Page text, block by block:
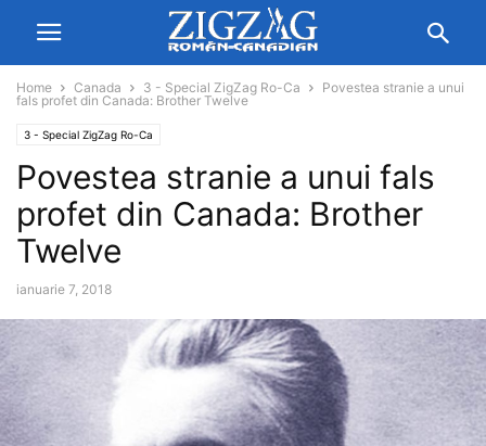
Home Canada 3 - Special ZigZag Ro-Ca
Povestea stranie a unui
fals profet din Canada: Brother Twelve
3 - Special ZigZag Ro-Ca
Povestea stranie a unui fals
profet din Canada: Brother
Twelve
ianuarie 7, 2018